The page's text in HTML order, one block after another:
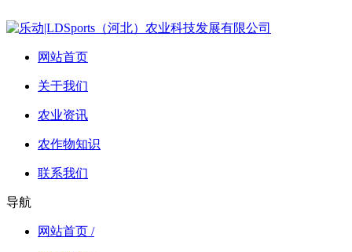
网站首页
关于我们
农业资讯
农作物知识
联系我们
导航
网站首页 /